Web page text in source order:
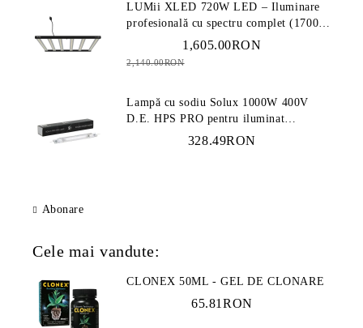
LUMii XLED 720W LED – Iluminare
profesională cu spectru complet (1700
1,605.00RON
2,140.00RON
Lampă cu sodiu Solux 1000W 400V
D.E. HPS PRO pentru iluminat
328.49RON
Abonare
Cele mai vandute:
CLONEX 50ML - GEL DE CLONARE
65.81RON